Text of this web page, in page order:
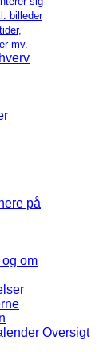
billeder
mv.
på
om
Oversigt